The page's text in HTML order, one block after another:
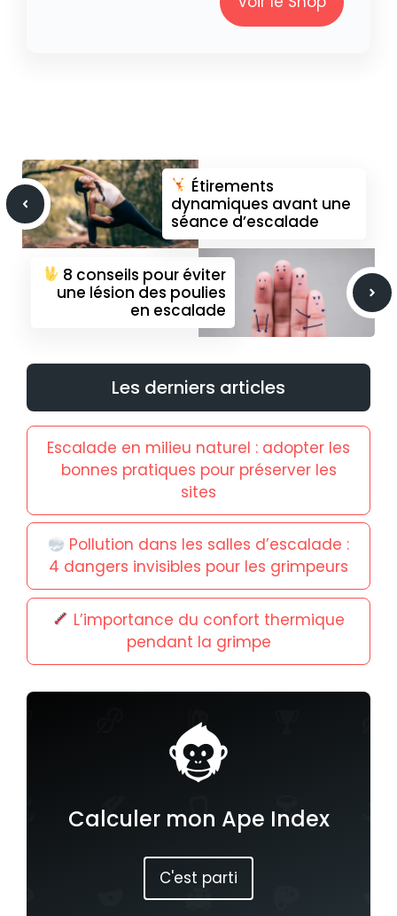
Étirements
dynamiques avant une
séance d’escalade
8 conseils pour éviter
une lésion des poulies
en escalade
Les derniers articles
Escalade en milieu naturel : adopter les
bonnes pratiques pour préserver les
sites
Pollution dans les salles d’escalade :
4 dangers invisibles pour les grimpeurs
L’importance du confort thermique
pendant la grimpe
Calculer mon Ape Index
C'est parti